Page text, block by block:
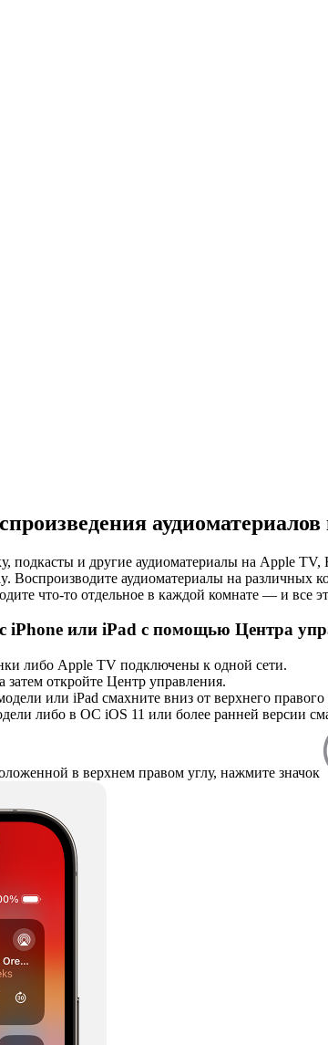
подкасты и другие аудиоматериалы на Apple TV,
Воспроизводите аудиоматериалы на различных
что-то отдельное в каждой комнате — и все
iPhone или iPad с помощью Центра
либо Apple TV подключены к одной сети.
откройте Центр управления.
или iPad смахните вниз от верхнего правого
либо в ОС iOS 11 или более ранней версии
в верхнем правом углу, нажмите значок